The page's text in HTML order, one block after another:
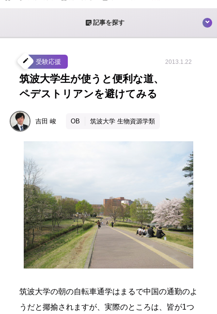
sticky_note_2 記事を探す
create 受験応援 2013.1.22
筑波大学生が使うと便利な道、
ペデストリアンを避けてみる
吉田 峻 OB 筑波大学 生物資源学類
筑波大学の朝の自転車通学はまるで中国の通勤のよ
うだと揶揄されますが、実際のところは、皆が1つ